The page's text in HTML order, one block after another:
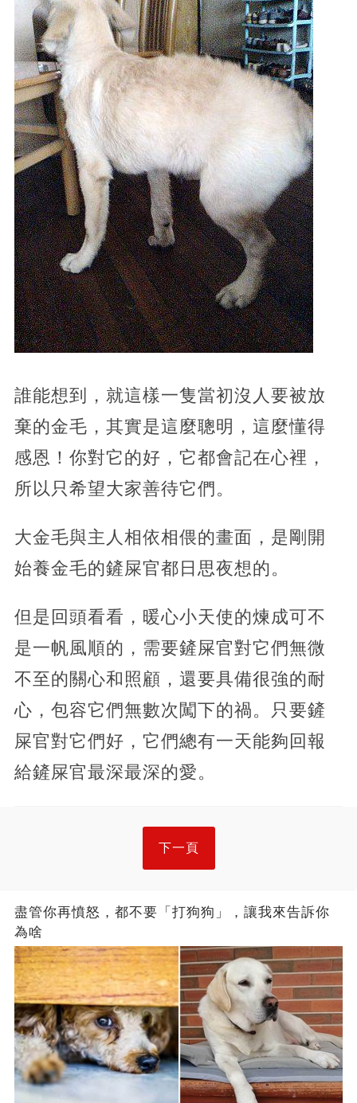
誰能想到，就這樣一隻當初沒人要被放
棄的金毛，其實是這麼聰明，這麼懂得
感恩！你對它的好，它都會記在心裡，
所以只希望大家善待它們。
大金毛與主人相依相偎的畫面，是剛開
始養金毛的鏟屎官都日思夜想的。
但是回頭看看，暖心小天使的煉成可不
是一帆風順的，需要鏟屎官對它們無微
不至的關心和照顧，還要具備很強的耐
心，包容它們無數次闖下的禍。只要鏟
屎官對它們好，它們總有一天能夠回報
給鏟屎官最深最深的愛。
下一頁
盡管你再憤怒，都不要「打狗狗」，讓我來告訴你
為啥